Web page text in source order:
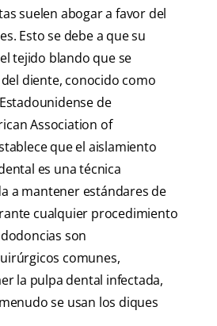
suelen abogar a favor del
Esto se debe a que su
tejido blando que se
diente, conocido como
de
Association of
que el aislamiento
es una técnica
a mantener estándares de
cualquier procedimiento
son
comunes,
la pulpa dental infectada,
se usan los diques